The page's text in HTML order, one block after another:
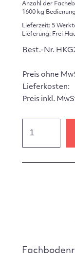
Anzahl der
1600 kg
Lieferzeit: 5
Lieferung: Frei
Best.-Nr.
Preis ohne
Lieferkosten:
Preis inkl.